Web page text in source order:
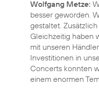
Wolfgang Metze:
besser geworden.
gestaltet.
Gleichzeitig haben
mit unseren
Investitionen in
Concerts konnten
einem enormen